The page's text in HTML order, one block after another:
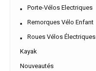
Porte-Vélos Electriques
Remorques Vélo Enfant
Roues Vélos Électriques
Kayak
Nouveautés